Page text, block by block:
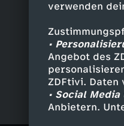
verwenden
•
Angebot des
ZDFtivi. Daten
• Social
Anbietern.